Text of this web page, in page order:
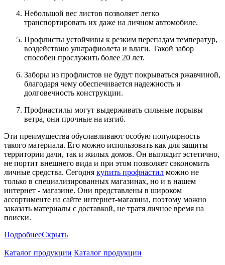
Небольшой вес листов позволяет легко
транспортировать их даже на личном автомобиле.
Профлисты устойчивы к резким перепадам температур,
воздействию ультрафиолета и влаги. Такой забор
способен прослужить более 20 лет.
Заборы из профлистов не будут покрываться ржавчиной,
благодаря чему обеспечивается надежность и
долговечность конструкции.
Профнастилы могут выдерживать сильные порывы
ветра, они прочные на изгиб.
Эти преимущества обуславливают особую популярность
такого материала. Его можно использовать как для защиты
территории дачи, так и жилых домов. Он выглядит эстетично,
не портит внешнего вида и при этом позволяет сэкономить
личные средства. Сегодня купить профнастил можно не
только в специализированных магазинах, но и в нашем
интернет - магазине. Они представлены в широком
ассортименте на сайте интернет-магазина, поэтому можно
заказать материалы с доставкой, не тратя личное время на
поиски.
ПодробнееСкрыть
Каталог продукции Каталог продукции